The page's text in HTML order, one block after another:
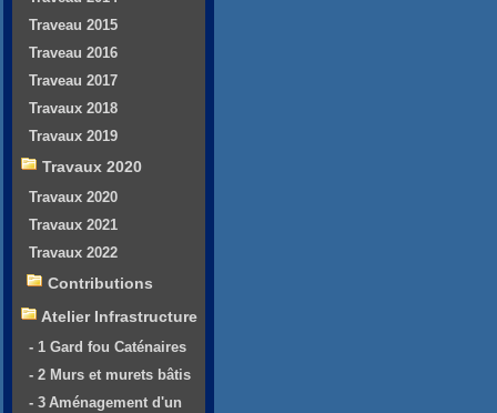
Traveau 2015
Traveau 2016
Traveau 2017
Travaux 2018
Travaux 2019
Travaux 2020
Travaux 2020
Travaux 2021
Travaux 2022
Contributions
Atelier Infrastructure
- 1 Gard fou Caténaires
- 2 Murs et murets bâtis
- 3 Aménagement d'un